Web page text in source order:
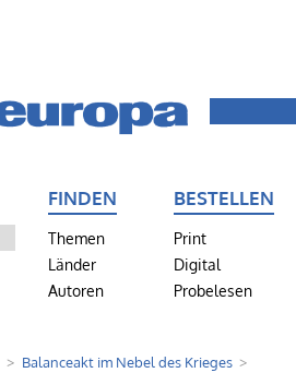
FINDEN
Themen
Länder
Autoren
BESTELLEN
Print
Digital
Probelesen
Balanceakt im Nebel des Krieges